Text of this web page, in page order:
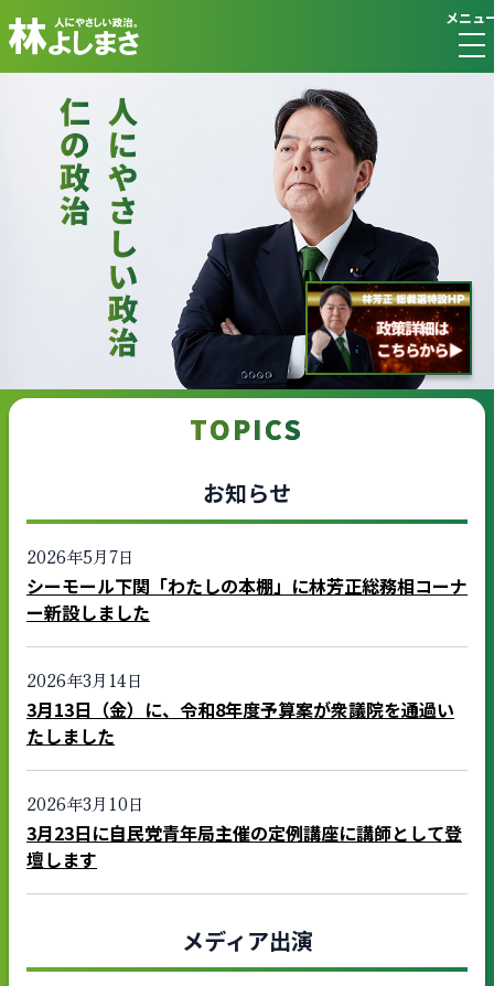
メニュ
TOPICS
お知らせ
2026年5月7日
シーモール下関「わたしの本棚」に林芳正総務相コーナ
ー新設しました
2026年3月14日
3月13日（金）に、令和8年度予算案が衆議院を通過い
たしました
2026年3月10日
3月23日に自民党青年局主催の定例講座に講師として登
壇します
メディア出演